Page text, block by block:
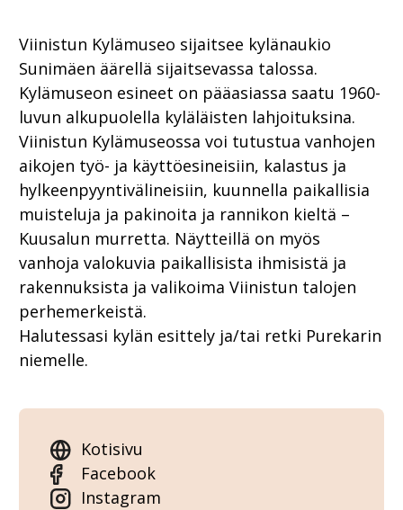
Viinistun Kylämuseo sijaitsee kylänaukio
Sunimäen äärellä sijaitsevassa talossa.
Kylämuseon esineet on pääasiassa saatu 1960-
luvun alkupuolella kyläläisten lahjoituksina.
Viinistun Kylämuseossa voi tutustua vanhojen
aikojen työ- ja käyttöesineisiin, kalastus ja
hylkeenpyyntivälineisiin, kuunnella paikallisia
muisteluja ja pakinoita ja rannikon kieltä –
Kuusalun murretta. Näytteillä on myös
vanhoja valokuvia paikallisista ihmisistä ja
rakennuksista ja valikoima Viinistun talojen
perhemerkeistä.
Halutessasi kylän esittely ja/tai retki Purekarin
niemelle.
Kotisivu
Facebook
Instagram